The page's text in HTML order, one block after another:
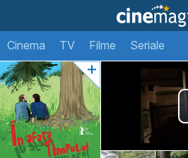
Cinema TV Filme Seriale